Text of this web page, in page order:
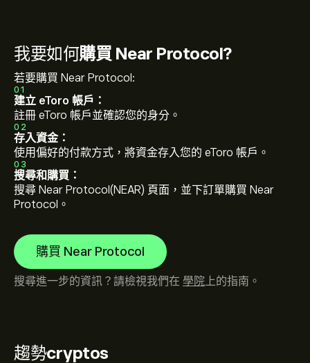
趨勢cryptos
我要如何購買 Near Protocol?
若要購買 Near Protocol:
01
建立 eToro 帳戶：
註冊 eToro 帳戶並確認您的身分。
02
存入資金：
使用偏好的付款方式，將資金存入您的 eToro 帳戶。
03
搜尋和購買：
搜尋 Near Protocol(NEAR) 頁面，並下訂單購買 Near
Protocol。
購買 Near Protocol
搜尋進一步的資訊？請檢視我們在 學院上的指南。